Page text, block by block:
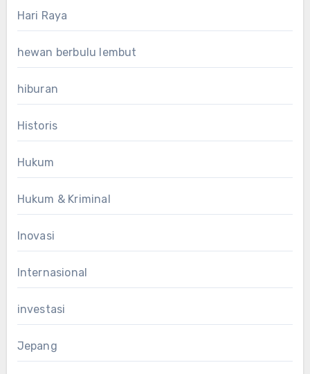
Hari Raya
hewan berbulu lembut
hiburan
Historis
Hukum
Hukum & Kriminal
Inovasi
Internasional
investasi
Jepang